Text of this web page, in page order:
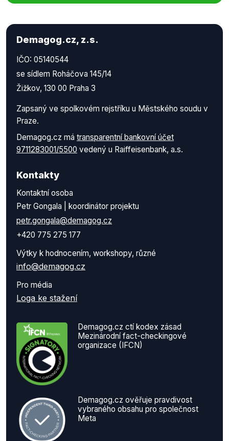
Demagog.cz, z.s.
IČO: 05140544
se sídlem Roháčova 145/14
Žižkov, 130 00 Praha 3
Zapsaný ve spolkovém rejstříku u Městského soudu v
Praze.
Demagog.cz má transparentní bankovní účet
9711283001/5500 vedený u Raiffeisenbank, a.s.
Kontakty
Kontaktní osoba
Petr Gongala | koordinátor projektu
petr.gongala@demagog.cz
+420 775 275 177
Výtky k hodnocením, workshopy, různé
info@demagog.cz
Pro média
Loga ke stažení
Demagog.cz ctí kodex zásad
Mezinárodní fact-checkingové
organizace (IFCN)
Demagog.cz ověřuje pravdivost
vybraného obsahu pro společnost
Meta